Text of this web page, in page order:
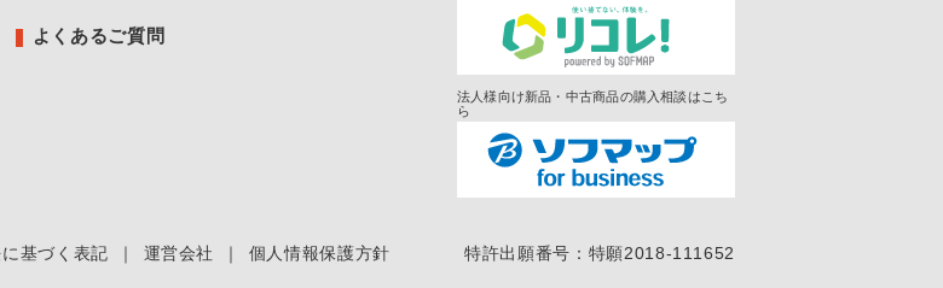
よくあるご質問
法人様向け新品・中古商品の購入相談はこち
ら
基づく表記 ｜ 運営会社 ｜ 個人情報保護方針 特許出願番号：特願2018-111652